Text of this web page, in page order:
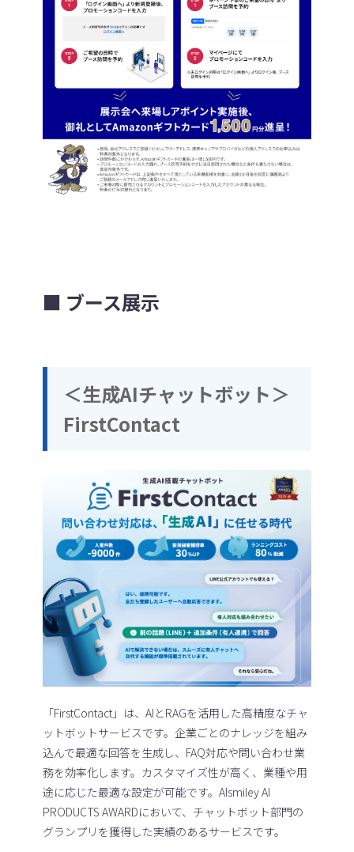
■ ブース展示
＜生成AIチャットボット＞
FirstContact
「FirstContact」は、AIとRAGを活用した高精度なチャ
ットボットサービスです。企業ごとのナレッジを組み
込んで最適な回答を生成し、FAQ対応や問い合わせ業
務を効率化します。カスタマイズ性が高く、業種や用
途に応じた最適な設定が可能です。AIsmiley AI
PRODUCTS AWARDにおいて、チャットボット部門の
グランプリを獲得した実績のあるサービスです。